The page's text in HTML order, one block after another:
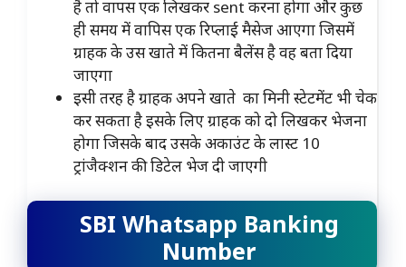
है तो वापस एक लिखकर sent करना होगा और कुछ
ही समय में वापिस एक रिप्लाई मैसेज आएगा जिसमें
ग्राहक के उस खाते में कितना बैलेंस है वह बता दिया
जाएगा
इसी तरह है ग्राहक अपने खाते का मिनी स्टेटमेंट भी चेक
कर सकता है इसके लिए ग्राहक को दो लिखकर भेजना
होगा जिसके बाद उसके अकाउंट के लास्ट 10
ट्रांजैक्शन की डिटेल भेज दी जाएगी
SBI Whatsapp Banking
Number